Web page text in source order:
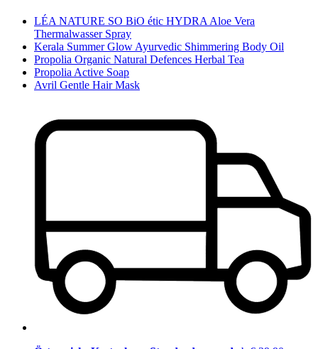
LÉA NATURE SO BiO étic HYDRA Aloe Vera
Thermalwasser Spray
Kerala Summer Glow Ayurvedic Shimmering Body Oil
Propolia Organic Natural Defences Herbal Tea
Propolia Active Soap
Avril Gentle Hair Mask